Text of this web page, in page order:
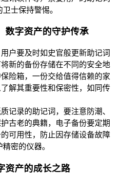
士保持警惕。
数字资产的守护传承
户要及时如史官般更新助记词
新的备份存储在不同的安全地
险箱，一份交给值得信赖的家
解其重要性和保密性，如同传
记录的助记词，要注意防潮、
古老的典籍，电子备份要定期
可用性，防止因存储设备故障
密的仪器。
资产的成长之路